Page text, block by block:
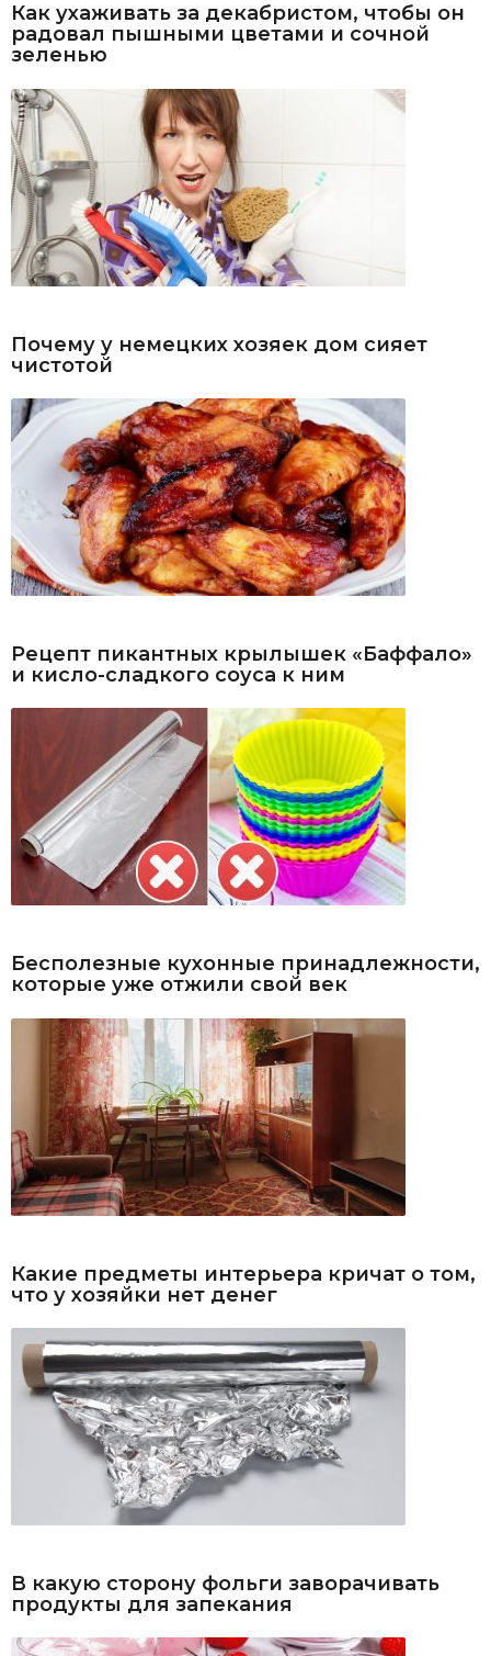
Как ухаживать за декабристом, чтобы он
радовал пышными цветами и сочной
зеленью
Почему у немецких хозяек дом сияет
чистотой
Рецепт пикантных крылышек «Баффало»
и кисло-сладкого соуса к ним
Бесполезные кухонные принадлежности,
которые уже отжили свой век
Какие предметы интерьера кричат о том,
что у хозяйки нет денег
В какую сторону фольги заворачивать
продукты для запекания